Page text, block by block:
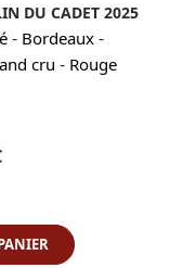
DU CADET 2025
- Bordeaux -
cru - Rouge